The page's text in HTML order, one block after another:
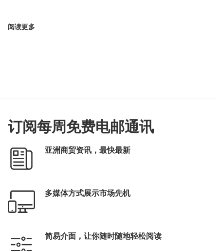
阅读更多
订阅每周免费电邮通讯
亚洲商贸资讯，最快最新
多媒体方式展示市场先机
简易介面，让你随时随地轻松阅读